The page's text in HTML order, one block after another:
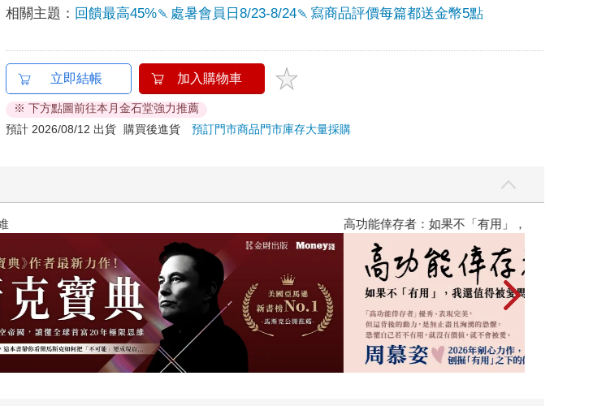
相關主題： 回饋最高45%🍡處暑會員日8/23-8/24🍡寫商品評價每篇都送金幣5點
立即結帳 加入購物車
※ 下方點圖前往本月金石堂強力推薦
預計 2026/08/12 出貨
購買後進貨預訂門市商品門市庫存大量採購